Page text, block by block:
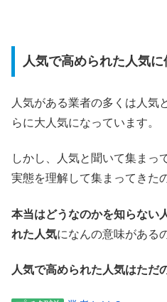
人気で高められた人気
人気がある業者の多くは人気
らに大人気になっています。
しかし、人気と聞いて集まっ
実態を理解して集まってきた
本当はどうなのかを知らない
れた人気になんの意味がある
人気で高められた人気はただ